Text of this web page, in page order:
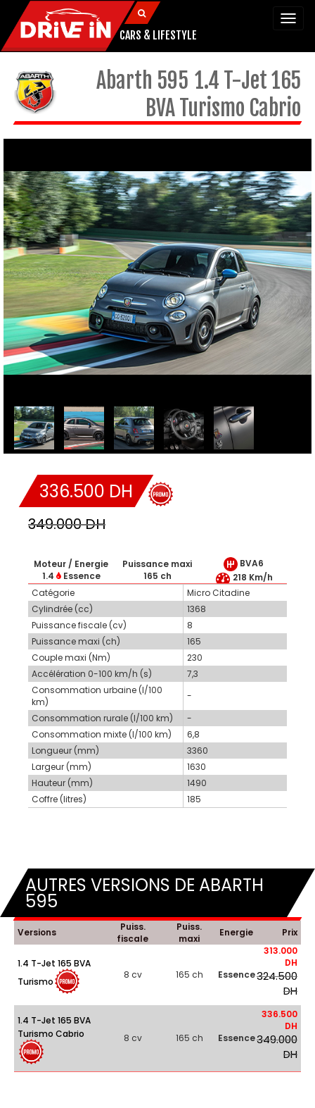
CARS & LIFESTYLE
Abarth 595 1.4 T-Jet 165
BVA Turismo Cabrio
336.500 DH
349.000 DH
Moteur / Energie
1.4
Essence
Puissance maxi
165 ch
BVA6
218 Km/h
Catégorie
Micro Citadine
Cylindrée (cc)
1368
Puissance fiscale (cv)
8
Puissance maxi (ch)
165
Couple maxi (Nm)
230
Accélération 0-100 km/h (s)
7,3
Consommation urbaine (l/100
km)
-
Consommation rurale (l/100 km)
-
Consommation mixte (l/100 km)
6,8
Longueur (mm)
3360
Largeur (mm)
1630
Hauteur (mm)
1490
Coffre (litres)
185
AUTRES VERSIONS DE ABARTH
595
Versions
Puiss.
fiscale
Puiss.
maxi
Energie Prix
1.4 T-Jet 165 BVA
Turismo
8 cv 165 ch Essence
313.000
DH
324.500
DH
1.4 T-Jet 165 BVA
Turismo Cabrio
8 cv 165 ch Essence
336.500
DH
349.000
DH